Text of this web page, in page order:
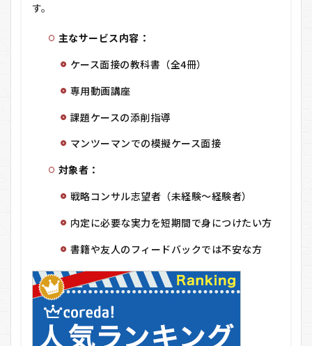
をクリ
2. 無
別メ
リン
（オ
イ
ン）
4.3
講申
み・
契約
き
4.4
す。
主なサービス内容：
ケース面接の教科書（全4冊）
専用動画講座
課題ケースの添削指導
マンツーマンでの模擬ケース面接
対象者：
戦略コンサル志望者（未経験〜経験者）
内定に必要な実力を短期間で身につけたい方
書籍や友人のフィードバックでは不安な方